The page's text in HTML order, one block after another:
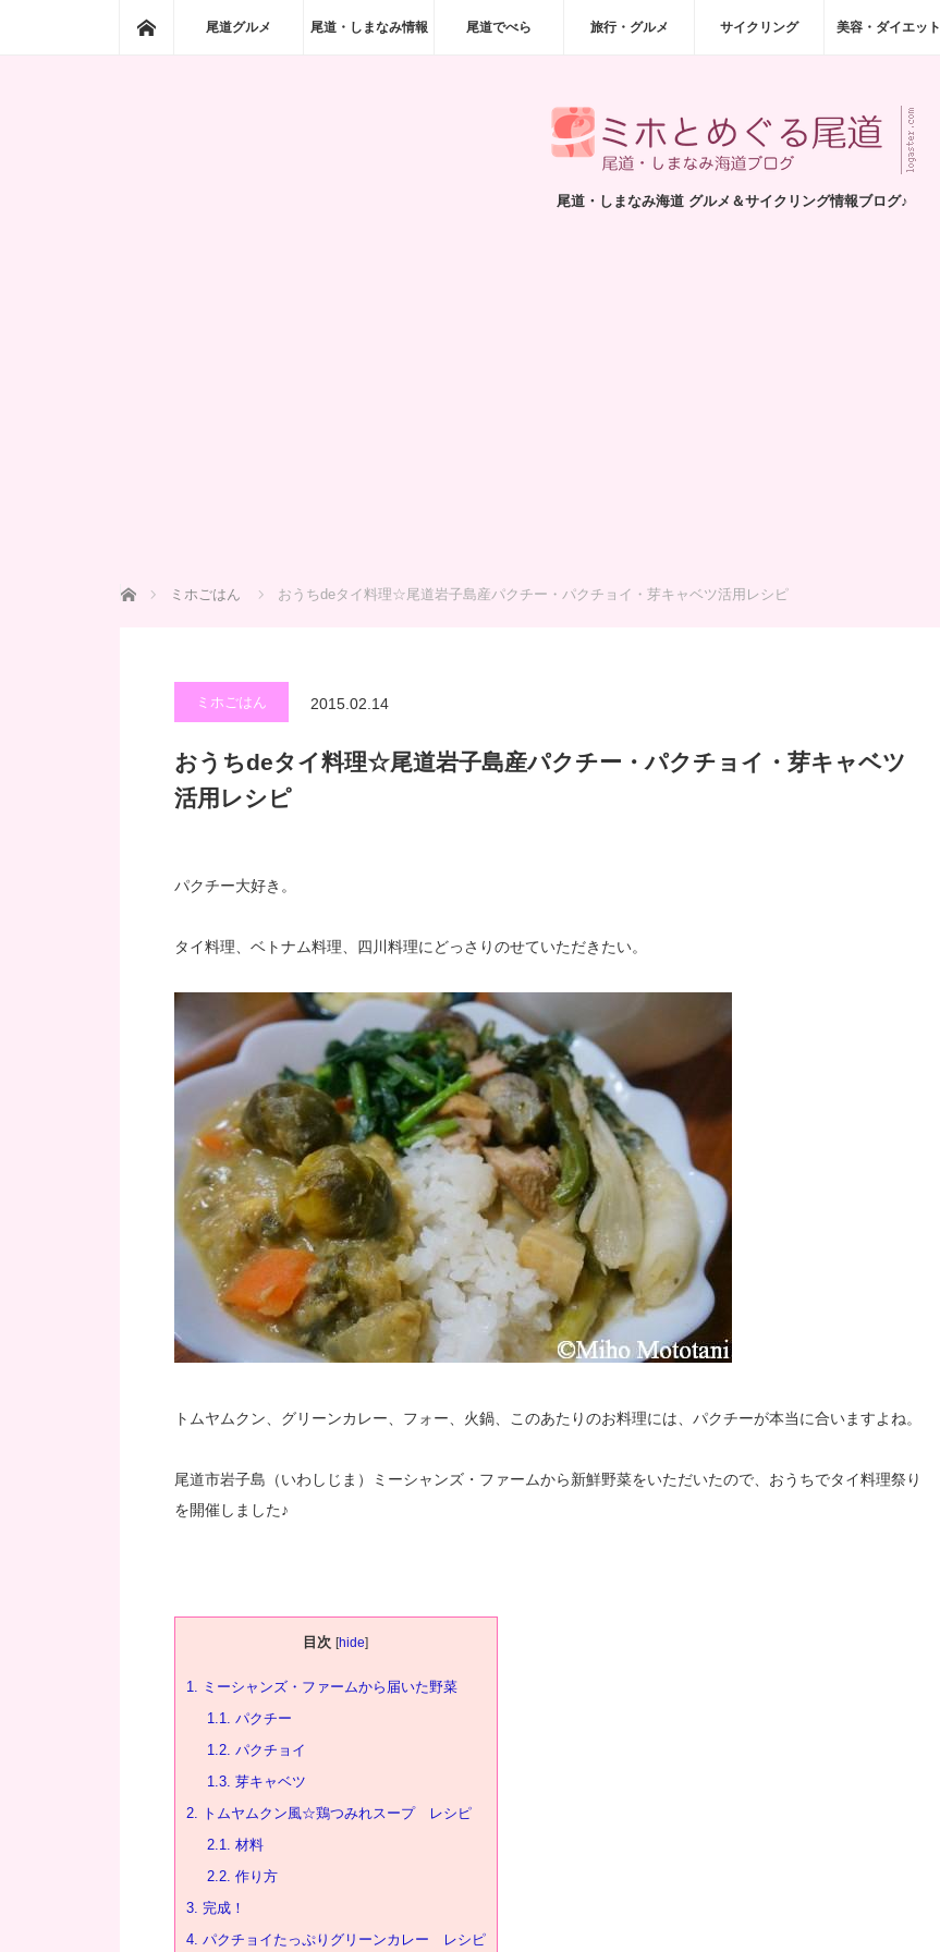
ホーム尾道グルメ 尾道・しまなみ情報 尾道でべら 旅行・グルメ サイクリング 美容・ダイエット
尾道・しまなみ海道 グルメ＆サイクリング情報ブログ♪
ホーム ミホごはん おうちdeタイ料理☆尾道岩子島産パクチー・パクチョイ・芽キャベツ活用レシピ
ミホごはん 2015.02.14
おうちdeタイ料理☆尾道岩子島産パクチー・パクチョイ・芽キャベツ
活用レシピ
パクチー大好き。
タイ料理、ベトナム料理、四川料理にどっさりのせていただきたい。
トムヤムクン、グリーンカレー、フォー、火鍋、このあたりのお料理には、パクチーが本当に合いますよね。
尾道市岩子島（いわしじま）ミーシャンズ・ファームから新鮮野菜をいただいたので、おうちでタイ料理祭り
を開催しました♪
目次 [hide]
1. ミーシャンズ・ファームから届いた野菜
1.1. パクチー
1.2. パクチョイ
1.3. 芽キャベツ
2. トムヤムクン風☆鶏つみれスープ レシピ
2.1. 材料
2.2. 作り方
3. 完成！
4. パクチョイたっぷりグリーンカレー レシピ